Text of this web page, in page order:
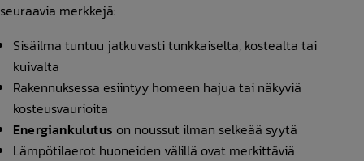
seuraavia merkkejä:
Sisäilma tuntuu jatkuvasti tunkkaiselta, kostealta tai
kuivalta
Rakennuksessa esiintyy homeen hajua tai näkyviä
kosteusvaurioita
Energiankulutus on noussut ilman selkeää syytä
Lämpötilaerot huoneiden välillä ovat merkittäviä